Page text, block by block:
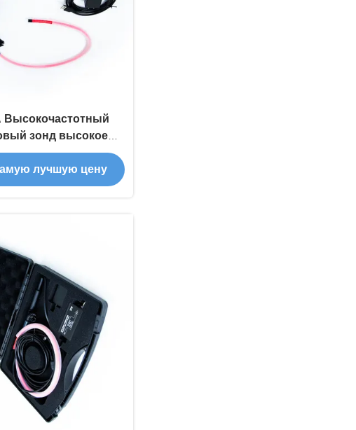
Высокочастотный
зонд высокое
и ультравысокое
тока для
систем EHV
лучшую цену